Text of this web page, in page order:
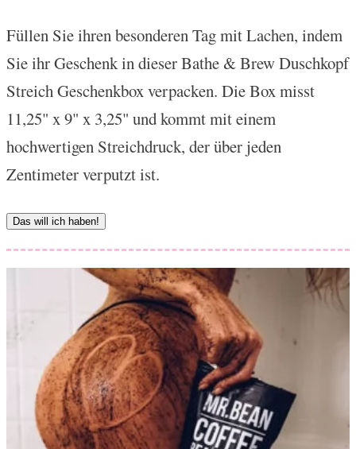
Füllen Sie ihren besonderen Tag mit Lachen, indem
Sie ihr Geschenk in dieser Bathe & Brew Duschkopf
Streich Geschenkbox verpacken. Die Box misst
11,25" x 9" x 3,25" und kommt mit einem
hochwertigen Streichdruck, der über jeden
Zentimeter verputzt ist.
Das will ich haben!